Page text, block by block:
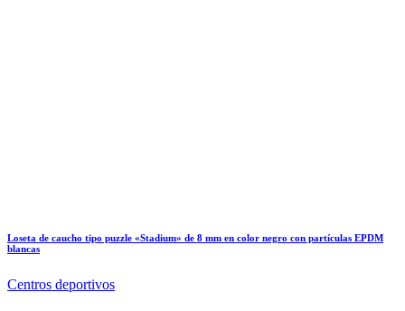
Loseta de caucho tipo puzzle «Stadium» de 8 mm en color negro con partículas EPDM
blancas
Centros deportivos